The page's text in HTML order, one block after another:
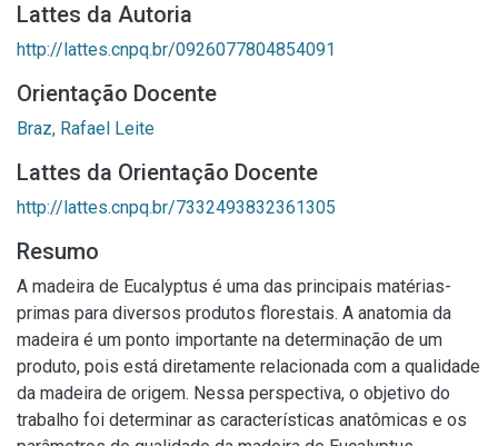
Lattes da Autoria
http://lattes.cnpq.br/0926077804854091
Orientação Docente
Braz, Rafael Leite
Lattes da Orientação Docente
http://lattes.cnpq.br/7332493832361305
Resumo
A madeira de Eucalyptus é uma das principais matérias-
primas para diversos produtos florestais. A anatomia da
madeira é um ponto importante na determinação de um
produto, pois está diretamente relacionada com a qualidade
da madeira de origem. Nessa perspectiva, o objetivo do
trabalho foi determinar as características anatômicas e os